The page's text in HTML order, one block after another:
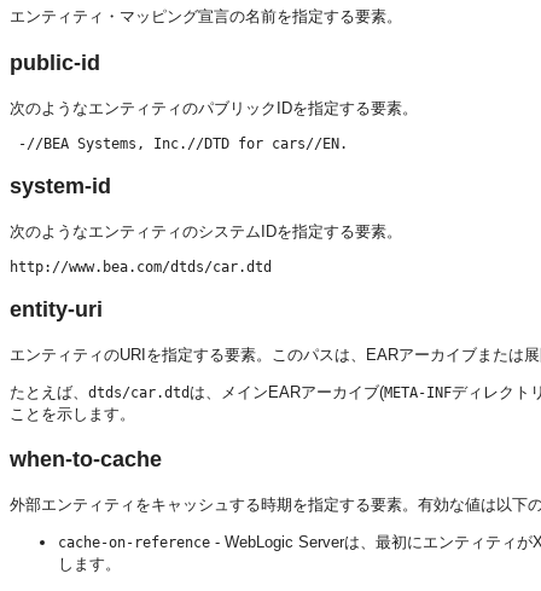
エンティティ・マッピング宣言の名前を指定する要素。
public-id
次のようなエンティティのパブリックIDを指定する要素。
-//BEA Systems, Inc.//DTD for cars//EN.
system-id
次のようなエンティティのシステムIDを指定する要素。
http://www.bea.com/dtds/car.dtd
entity-uri
エンティティのURIを指定する要素。このパスは、EARアーカイブまたは
たとえば、 dtds/car.dtd は、メインEARアーカイブ(META-INFディレクト
ことを示します。
when-to-cache
外部エンティティをキャッシュする時期を指定する要素。有効な値は以下
cache-on-reference - WebLogic Serverは、最初にエンティティ
します。